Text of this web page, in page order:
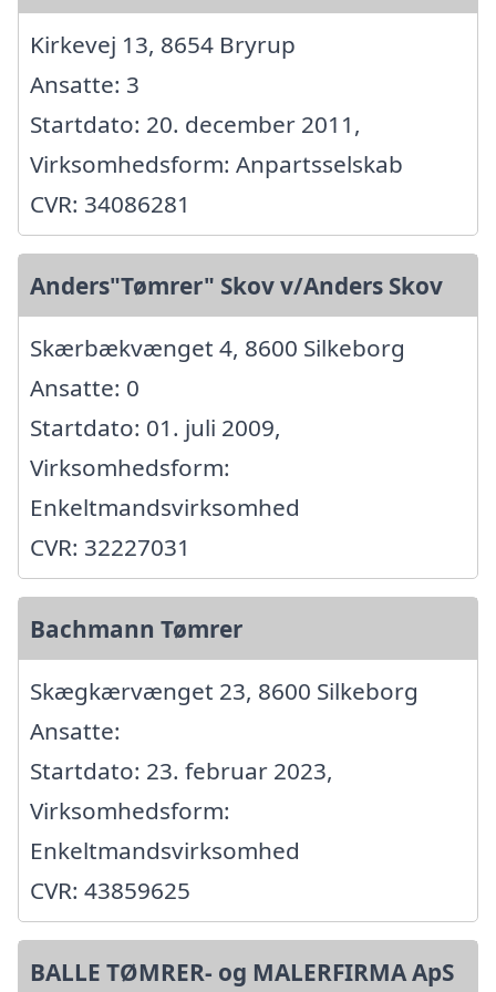
Kirkevej 13, 8654 Bryrup
Ansatte: 3
Startdato: 20. december 2011,
Virksomhedsform: Anpartsselskab
CVR: 34086281
Anders"Tømrer" Skov v/Anders Skov
Skærbækvænget 4, 8600 Silkeborg
Ansatte: 0
Startdato: 01. juli 2009,
Virksomhedsform:
Enkeltmandsvirksomhed
CVR: 32227031
Bachmann Tømrer
Skægkærvænget 23, 8600 Silkeborg
Ansatte:
Startdato: 23. februar 2023,
Virksomhedsform:
Enkeltmandsvirksomhed
CVR: 43859625
BALLE TØMRER- og MALERFIRMA ApS